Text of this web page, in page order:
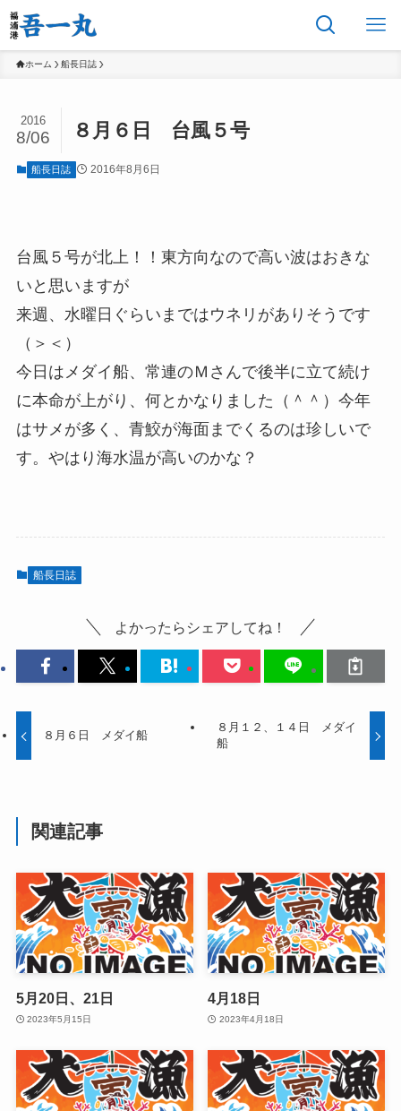
ホーム 船長日誌
８月６日 台風５号
2016
8/06
船長日誌 2016年8月6日
台風５号が北上！！東方向なので高い波はおきな
いと思いますが
来週、水曜日ぐらいまではウネリがありそうです
（＞＜）
今日はメダイ船、常連のＭさんで後半に立て続け
に本命が上がり、何とかなりました（＾＾）今年
はサメが多く、青鮫が海面までくるのは珍しいで
す。やはり海水温が高いのかな？
船長日誌
よかったらシェアしてね！
８月６日 メダイ船
８月１２、１４日 メダイ
船
関連記事
5月20日、21日
2023年5月15日
4月18日
2023年4月18日